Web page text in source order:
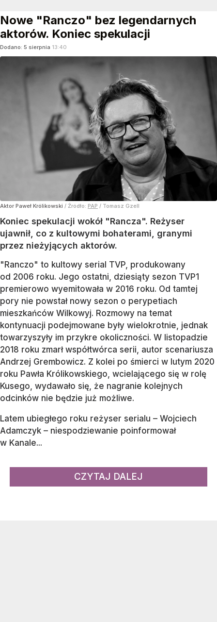
Nowe "Ranczo" bez legendarnych
aktorów. Koniec spekulacji
Dodano: 5 sierpnia 13:40
Aktor Paweł Królikowski / Źródło: PAP / Tomasz Gzell
Koniec spekulacji wokół "Rancza". Reżyser
ujawnił, co z kultowymi bohaterami, granymi
przez nieżyjących aktorów.
"Ranczo" to kultowy serial TVP, produkowany
od 2006 roku. Jego ostatni, dziesiąty sezon TVP1
premierowo wyemitowała w 2016 roku. Od tamtej
pory nie powstał nowy sezon o perypetiach
mieszkańców Wilkowyj. Rozmowy na temat
kontynuacji podejmowane były wielokrotnie, jednak
towarzyszyły im przykre okoliczności. W listopadzie
2018 roku zmarł współtwórca serii, autor scenariusza
Andrzej Grembowicz. Z kolei po śmierci w lutym 2020
roku Pawła Królikowskiego, wcielającego się w rolę
Kusego, wydawało się, że nagranie kolejnych
odcinków nie będzie już możliwe.
Latem ubiegłego roku reżyser serialu – Wojciech
Adamczyk – niespodziewanie poinformował
w Kanale...
CZYTAJ DALEJ